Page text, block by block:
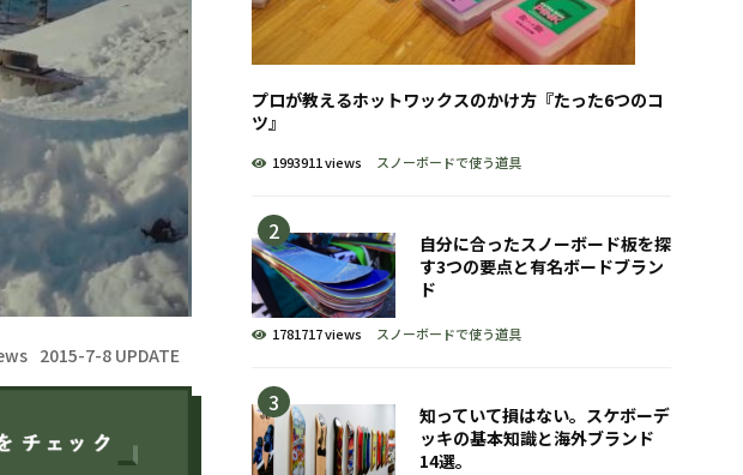
2015-7-8 UPDATE
プロが教えるホットワックスのかけ方『たった6つのコ
ツ』
1993911 views スノーボードで使う道具
自分に合ったスノーボード板を探
す3つの要点と有名ボードブラン
ド
1781717 views スノーボードで使う道具
知っていて損はない。スケボーデ
ッキの基本知識と海外ブランド
14選。